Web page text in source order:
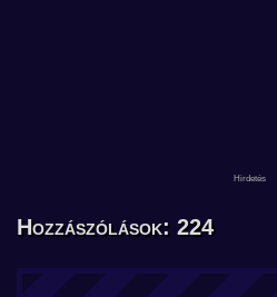
Hozzászólások: 224